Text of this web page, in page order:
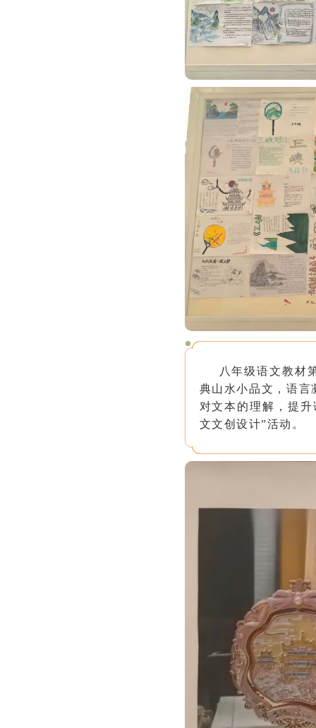
八年级语文教材
典山水小品文，语言
对文本的理解，提
文文创设计”活动。